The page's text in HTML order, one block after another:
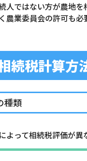
人ではない方が農地
農業委員会の許可も必
続税計算方
種類
よって相続税評価が異